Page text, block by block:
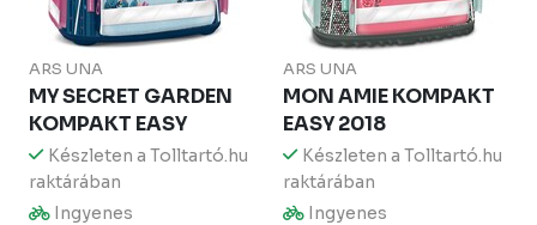
ARS UNA
MY SECRET GARDEN
KOMPAKT EASY
Készleten a Tolltartó.hu
raktárában
Ingyenes
ARS UNA
MON AMIE KOMPAKT
EASY 2018
Készleten a Tolltartó.hu
raktárában
Ingyenes